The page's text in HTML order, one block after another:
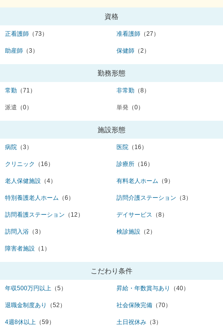
資格
正看護師 （73） 准看護師 （27）
助産師 （3） 保健師 （2）
勤務形態
常勤 （71） 非常勤 （8）
派遣 （0） 単発 （0）
施設形態
病院 （3） 医院 （16）
クリニック （16） 診療所 （16）
老人保健施設 （4） 有料老人ホーム （9）
特別養護老人ホーム （6） 訪問介護ステーション （3）
訪問看護ステーション （12） デイサービス （8）
訪問入浴 （3） 検診施設 （2）
障害者施設 （1）
こだわり条件
年収500万円以上 （5） 昇給・年数賞与あり （40）
退職金制度あり （52） 社会保険完備 （70）
4週8休以上 （59） 土日祝休み （3）